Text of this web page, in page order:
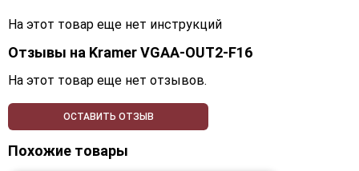
На этот товар еще нет инструкций
Отзывы на Kramer VGAA-OUT2-F16
На этот товар еще нет отзывов.
ОСТАВИТЬ ОТЗЫВ
Похожие товары